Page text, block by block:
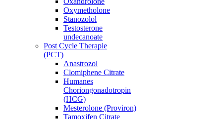
Oxymetholone
Stanozolol
Testosterone
undecanoate
Post Cycle Therapie
(PCT)
Anastrozol
Clomiphene Citrate
Humanes
Choriongonadotropin
(HCG)
Mesterolone (Proviron)
Tamoxifen Citrate